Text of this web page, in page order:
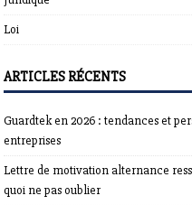
Loi
ARTICLES RÉCENTS
Guardtek en 2026 : tendances et
entreprises
Lettre de motivation alternance
quoi ne pas oublier